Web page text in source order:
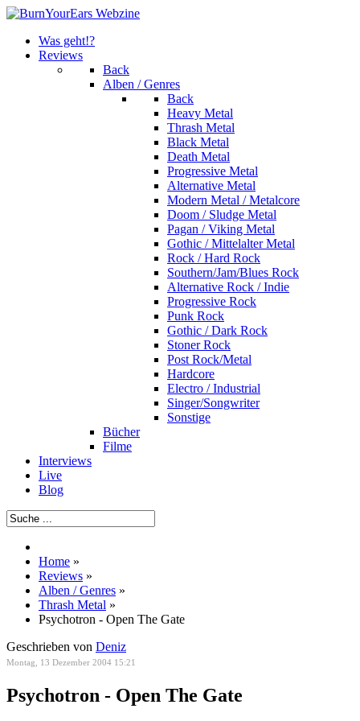
Was geht!?
Reviews
Back
Alben / Genres
Back
Heavy Metal
Thrash Metal
Black Metal
Death Metal
Progressive Metal
Alternative Metal
Modern Metal / Metalcore
Doom / Sludge Metal
Pagan / Viking Metal
Gothic / Mittelalter Metal
Rock / Hard Rock
Southern/Jam/Blues Rock
Alternative Rock / Indie
Progressive Rock
Punk Rock
Gothic / Dark Rock
Stoner Rock
Post Rock/Metal
Hardcore
Electro / Industrial
Singer/Songwriter
Sonstige
Bücher
Filme
Interviews
Live
Blog
Home »
Reviews »
Alben / Genres »
Thrash Metal »
Psychotron - Open The Gate
Geschrieben von Deniz
Montag, 13 Dezember 2004 15:21
Psychotron - Open The Gate